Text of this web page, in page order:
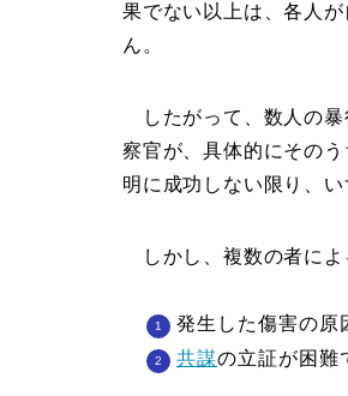
果でない以上は、各人
ん。
したがって、数人の暴
察官が、具体的にその
明に成功しない限り、
しかし、複数の者によ
発生した傷害の原
共謀の立証が困難